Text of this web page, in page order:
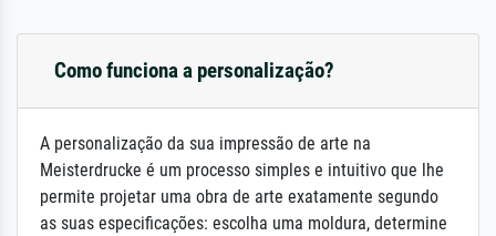
Como funciona a personalização?
A personalização da sua impressão de arte na
Meisterdrucke é um processo simples e intuitivo que lhe
permite projetar uma obra de arte exatamente segundo
as suas especificações: escolha uma moldura, determine